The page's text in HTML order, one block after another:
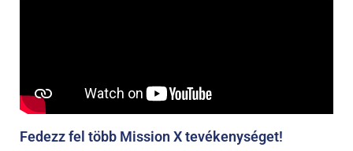
Fedezz fel több Mission X tevékenységet!